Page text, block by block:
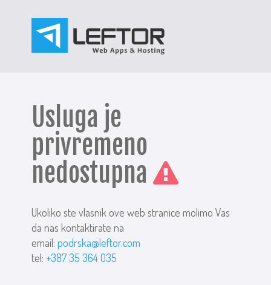
Usluga je
privremeno
nedostupna
Ukoliko ste vlasnik ove web stranice molimo Vas
da nas kontaktirate na
email:podrska@leftor.com
tel: +387 35 364 035